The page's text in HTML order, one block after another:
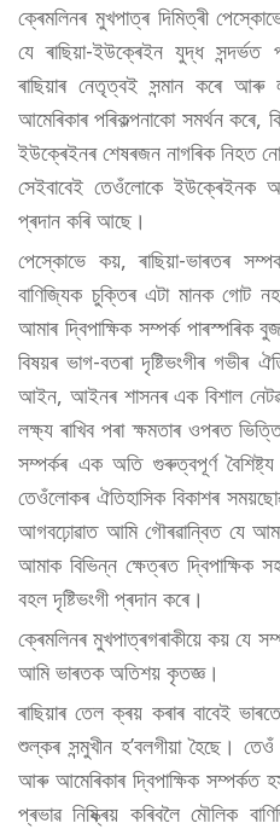
ক্ৰেমলিনৰ মুখপাত্ৰ দিমিত্ৰী
যে ৰাছিয়া-ইউক্ৰেইন যুদ্ধ সন্দৰ্ভত
ৰাছিয়াৰ নেতৃত্বই সন্মান কৰে
আমেৰিকাৰ পৰিকল্পনাকো সমৰ্থন কৰে,
ইউক্ৰেইনৰ শেষৰজন নাগৰিক নিহত
সেইবাবেই তেওঁলোকে ইউক্ৰেইনক
প্ৰদান কৰি আছে।
পেস্কোভে কয়, ৰাছিয়া-ভাৰতৰ
বাণিজ্যিক চুক্তিৰ এটা মানক গোট
আমাৰ দ্বিপাক্ষিক সম্পৰ্ক পাৰস্পৰিক
বিষয়ৰ ভাগ-বতৰা দৃষ্টিভংগীৰ গভীৰ
আইন, আইনৰ শাসনৰ এক বিশাল
লক্ষ্য ৰাখিব পৰা ক্ষমতাৰ ওপৰত
সম্পৰ্কৰ এক অতি গুৰুত্বপূৰ্ণ
তেওঁলোকৰ ঐতিহাসিক বিকাশৰ
আগবঢ়োৱাত আমি গৌৰৱান্বিত যে
আমাক বিভিন্ন ক্ষেত্ৰত দ্বিপাক্ষিক
বহল দৃষ্টিভংগী প্ৰদান কৰে।
ক্ৰেমলিনৰ মুখপাত্ৰগৰাকীয়ে কয় যে
আমি ভাৰতক অতিশয় কৃতজ্ঞ।
ৰাছিয়াৰ তেল ক্ৰয় কৰাৰ বাবেই
শুল্কৰ সন্মুখীন হ’বলগীয়া হৈছে।
আৰু আমেৰিকাৰ দ্বিপাক্ষিক সম্পৰ্কত
প্ৰভাৱ নিষ্ক্ৰিয় কৰিবলৈ মৌলিক